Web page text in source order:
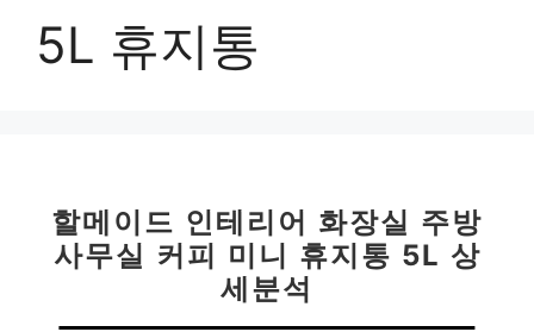
5L 휴지통
할메이드 인테리어 화장실 주방
사무실 커피 미니 휴지통 5L 상
세분석